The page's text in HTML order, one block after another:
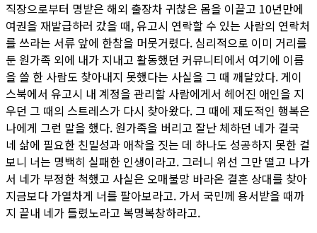
직장으로부터 명받은 해외 출장차 귀찮은 몸을 이끌고 10년만에
여권을 재발급하러 갔을 때, 유고시 연락할 수 있는 사람의 연락처
를 쓰라는 서류 앞에 한참을 머뭇거렸다. 심리적으로 이미 거리를
둔 원가족 외에 내가 지내고 활동했던 커뮤니티에서 여기에 이름
을 쓸 한 사람도 찾아내지 못했다는 사실을 그 때 깨달았다. 게이
스북에서 유고시 내 계정을 관리할 사람에게서 헤어진 애인을 지
우던 그 때의 스트레스가 다시 찾아왔다. 그 때에 제도적인 행복은
나에게 그런 말을 했다. 원가족을 버리고 잘난 체하던 네가 결국
네 삶에 필요한 친밀성과 애착을 짓는 데 하나도 성공하지 못한 걸
보니 너는 명백히 실패한 인생이라고. 그러니 위선 그만 떨고 나가
서 네가 부정한 척했고 사실은 오매불망 바라온 결혼 상대를 찾아
지금보다 가열차게 너를 팔아보라고. 가서 국민께 용서받을 때까
지 끝내 네가 틀렸노라고 복명복창하라고.